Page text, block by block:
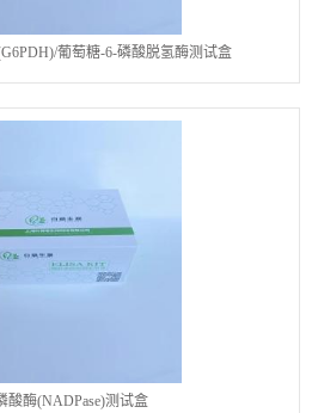
葡萄糖-6-磷酸脱氢酶测试盒
酸酶(NADPase)测试盒